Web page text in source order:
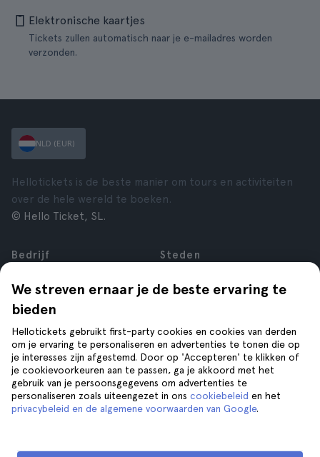
Elektronische kaartjes
Tickets zullen automatisch naar je e-mailadres worden
verzonden.
We streven ernaar je de beste ervaring te
bieden
Hellotickets gebruikt first-party cookies en cookies van derden
om je ervaring te personaliseren en advertenties te tonen die op
je interesses zijn afgestemd. Door op 'Accepteren' te klikken of
je cookievoorkeuren aan te passen, ga je akkoord met het
gebruik van je persoonsgegevens om advertenties te
personaliseren zoals uiteengezet in ons cookiebeleid en het
privacybeleid en de algemene voorwaarden van Google.
NLD (EUR)
Hellotickets is de beste manier om tours en activiteiten
over de hele wereld te boeken.
© Hello Ticket, SL.
Bedrijf
Vacatures
Affiliate
Reviews
Privacy
Voorwaarden
Juridische kennisgeving
Cookies
Steden
Rome
Londen
Granada
Krakau
Tenerife